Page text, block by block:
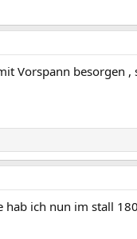
Vorspann besorgen ,
hab ich nun im stall